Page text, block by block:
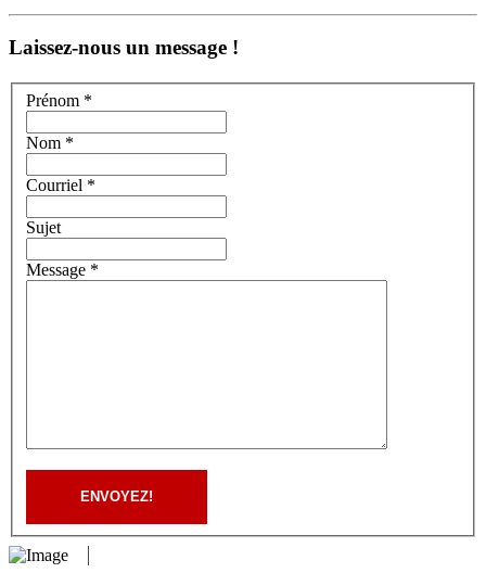
Laissez-nous un message !
Prénom *
Nom *
Courriel *
Sujet
Message *
ENVOYEZ!